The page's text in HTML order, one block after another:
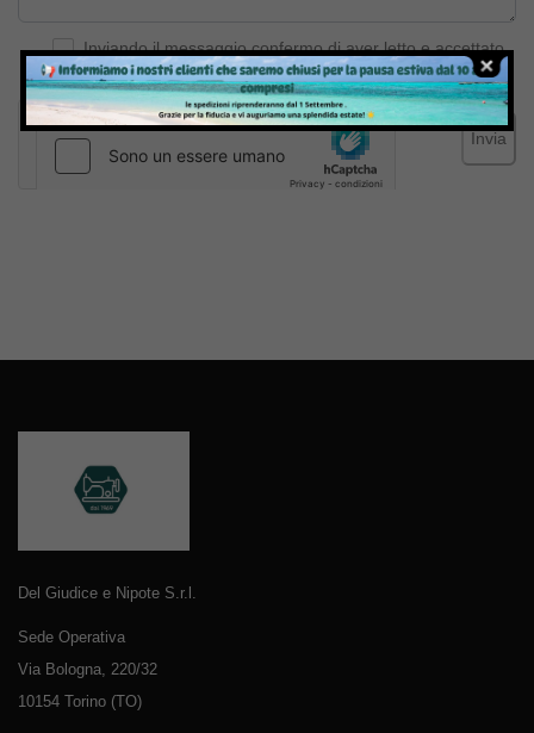
Inviando il messaggio confermo di aver letto e accettato
Termini e condizionidel sito web
Invia
Del Giudice e Nipote S.r.l.
Sede Operativa
Via Bologna, 220/32
10154 Torino (TO)